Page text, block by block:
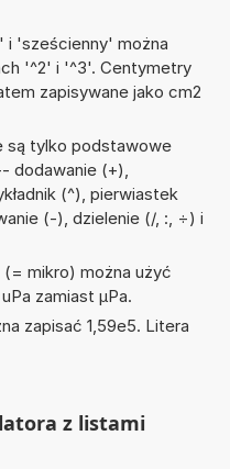
'sześcienny' można
'^2' i '^3'. Centymetry
zapisywane jako cm2
są tylko podstawowe
dodawanie (+),
(^), pierwiastek
(-), dzielenie (/, :, ÷) i
mikro) można użyć
zamiast µPa.
zapisać 1,59e5. Litera
z listami